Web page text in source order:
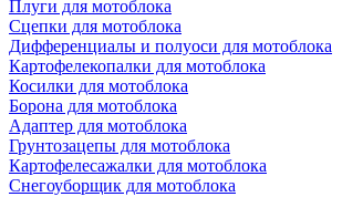
Плуги для мотоблока
Сцепки для мотоблока
Дифференциалы и полуоси для мотоблока
Картофелекопалки для мотоблока
Косилки для мотоблока
Борона для мотоблока
Адаптер для мотоблока
Грунтозацепы для мотоблока
Картофелесажалки для мотоблока
Снегоуборщик для мотоблока